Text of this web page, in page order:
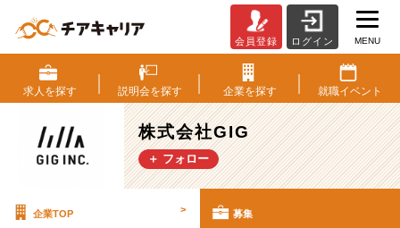
式
会
社
GIG
の
採
会員登録 ログイン MENU
求人を探す 説明会を探す 企業を探す 就職イベント
株式会社GIG
＋ フォロー
企業TOP > 募集